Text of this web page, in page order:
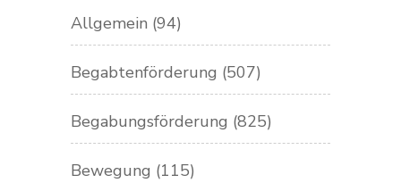
Allgemein (94)
Begabtenförderung (507)
Begabungsförderung (825)
Bewegung (115)